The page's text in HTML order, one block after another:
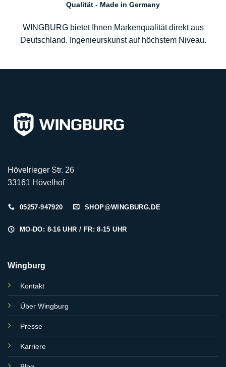
Qualität - Made in Germany
WINGBURG bietet Ihnen Markenqualität direkt aus
Deutschland. Ingenieurskunst auf höchstem Niveau.
Hövelrieger Str. 26
33161 Hövelhof
05257-947920 SHOP@WINGBURG.DE
MO-DO: 8-16 UHR / FR: 8-15 UHR
Wingburg
Kontakt
Über Wingburg
Presse
Karriere